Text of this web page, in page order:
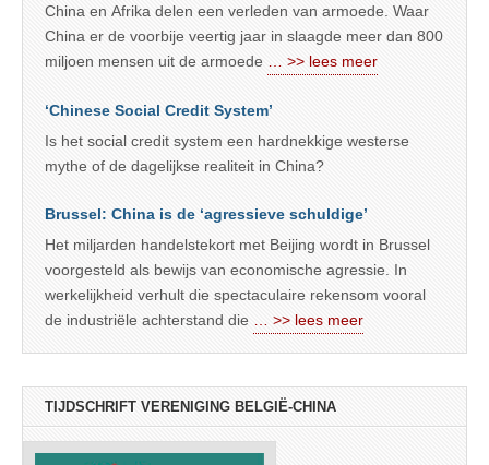
China en Afrika delen een verleden van armoede. Waar
China er de voorbije veertig jaar in slaagde meer dan 800
miljoen mensen uit de armoede
… >> lees meer
‘Chinese Social Credit System’
Is het social credit system een hardnekkige westerse
mythe of de dagelijkse realiteit in China?
Brussel: China is de ‘agressieve schuldige’
Het miljarden handelstekort met Beijing wordt in Brussel
voorgesteld als bewijs van economische agressie. In
werkelijkheid verhult die spectaculaire rekensom vooral
de industriële achterstand die
… >> lees meer
TIJDSCHRIFT VERENIGING BELGIË-CHINA